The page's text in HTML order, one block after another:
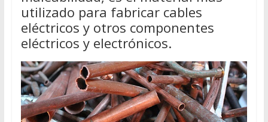
utilizado para fabricar cables
eléctricos y otros componentes
eléctricos y electrónicos.